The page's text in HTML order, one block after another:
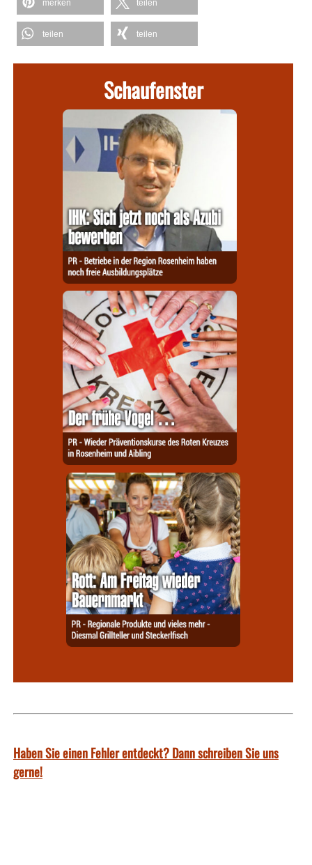
merken teilen
teilen teilen
Schaufenster
Haben Sie einen Fehler entdeckt? Dann schreiben Sie uns
gerne!